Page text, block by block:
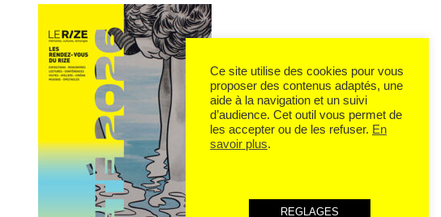
Ce site utilise des cookies pour vous
proposer des contenus adaptés, une
aide à la navigation et un suivi
d’audience. Cet outil vous permet de
les accepter ou de les refuser. En
savoir plus.
REGLAGES